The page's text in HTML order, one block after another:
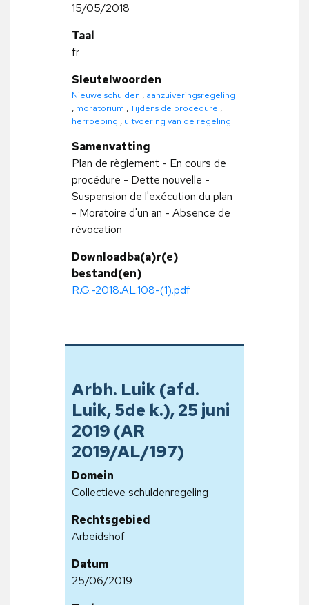
15/05/2018
Taal
fr
Sleutelwoorden
Nieuwe schulden , aanzuiveringsregeling
, moratorium ,Tijdens de procedure ,
herroeping , uitvoering van de regeling
Samenvatting
Plan de règlement - En cours de
procédure - Dette nouvelle -
Suspension de l'exécution du plan
- Moratoire d'un an - Absence de
révocation
Downloadba(a)r(e)
bestand(en)
R.G.-2018.AL.108-(1).pdf
Arbh. Luik (afd.
Luik, 5de k.), 25 juni
2019 (AR
2019/AL/197)
Domein
Collectieve schuldenregeling
Rechtsgebied
Arbeidshof
Datum
25/06/2019